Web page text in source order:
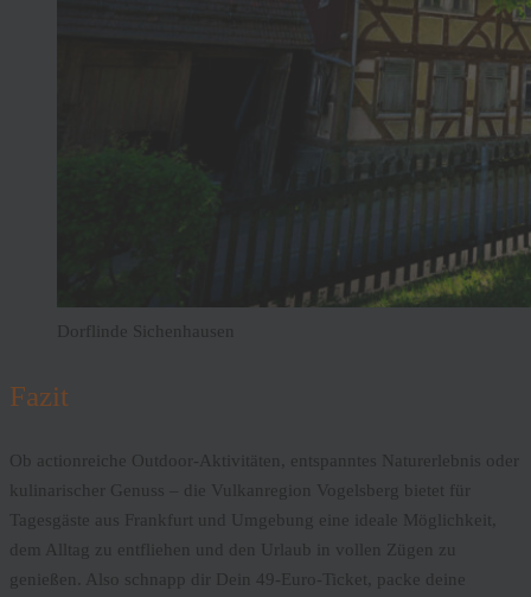
Dorflinde Sichenhausen
Fazit
Ob actionreiche Outdoor-Aktivitäten, entspanntes Naturerlebnis oder
kulinarischer Genuss – die Vulkanregion Vogelsberg bietet für
Tagesgäste aus Frankfurt und Umgebung eine ideale Möglichkeit,
dem Alltag zu entfliehen und den Urlaub in vollen Zügen zu
genießen. Also schnapp dir Dein 49-Euro-Ticket, packe deine